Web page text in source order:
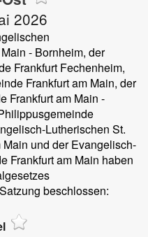
2026
- Bornheim, der
Frankfurt Fechenheim,
Frankfurt am Main, der
Frankfurt am Main -
Lutherischen St.
und der Evangelisch-
Frankfurt am Main haben
beschlossen: